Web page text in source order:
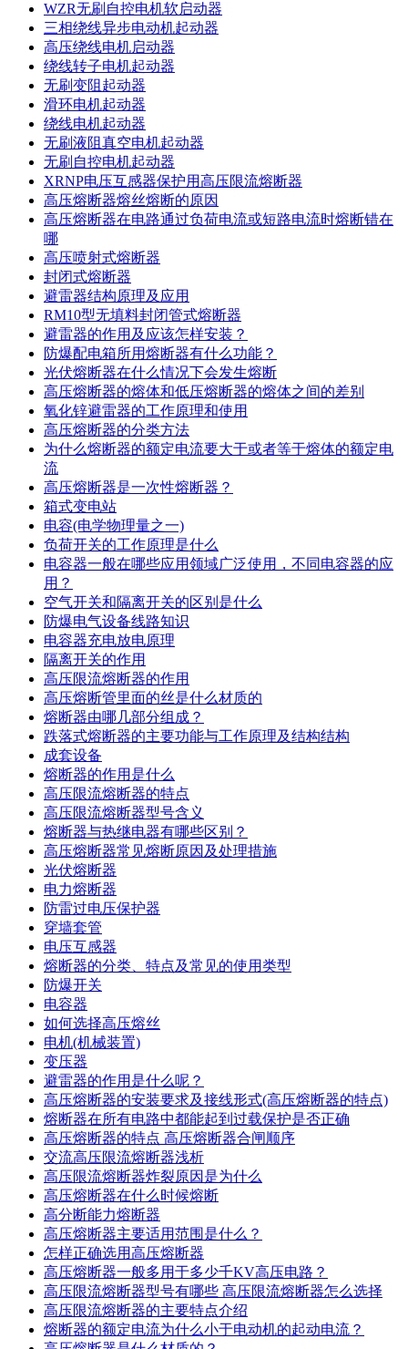
WZR无刷自控电机软启动器
三相绕线异步电动机起动器
高压绕线电机启动器
绕线转子电机起动器
无刷变阻起动器
滑环电机起动器
绕线电机起动器
无刷液阻真空电机起动器
无刷自控电机起动器
XRNP电压互感器保护用高压限流熔断器
高压熔断器熔丝熔断的原因
高压熔断器在电路通过负荷电流或短路电流时熔断错在
哪
​高压喷射式熔断器
封闭式熔断器
避雷器结构原理及应用
RM10型无填料封闭管式熔断器
避雷器的作用及应该怎样安装？
防爆配电箱所用熔断器有什么功能？
光伏熔断器在什么情况下会发生熔断
高压熔断器的熔体和低压熔断器的熔体之间的差别
氧化锌避雷器的工作原理和使用
高压熔断器的分类方法
为什么熔断器的额定电流要大于或者等于熔体的额定电
流
高压熔断器是一次性熔断器？
箱式变电站
电容(电学物理量之一)
负荷开关的工作原理是什么
电容器一般在哪些应用领域广泛使用，不同电容器的应
用？
空气开关和隔离开关的区别是什么
防爆电气设备线路知识
电容器充电放电原理
隔离开关的作用
高压限流熔断器的作用
高压熔断管里面的丝是什么材质的
熔断器由哪几部分组成？
跌落式熔断器的主要功能与工作原理及结构结构
成套设备
熔断器的作用是什么
高压限流熔断器的特点
高压限流熔断器型号含义
熔断器与热继电器有哪些区别？
高压熔断器常见熔断原因及处理措施
光伏熔断器
电力熔断器
防雷过电压保护器
穿墙套管
电压互感器
熔断器的分类、特点及常见的使用类型
防爆开关
电容器
如何选择高压熔丝
电机(机械装置)
变压器
避雷器的作用是什么呢？
高压熔断器的安装要求及接线形式(高压熔断器的特点)
熔断器在所有电路中都能起到过载保护是否正确
高压熔断器的特点 高压熔断器合闸顺序
交流高压限流熔断器浅析
高压限流熔断器炸裂原因是为什么
高压熔断器在什么时候熔断
高分断能力熔断器
高压熔断器主要适用范围是什么？
怎样正确选用高压熔断器
高压熔断器一般多用于多少千KV高压电路？
高压限流熔断器型号有哪些 高压限流熔断器怎么选择
高压限流熔断器的主要特点介绍
熔断器的额定电流为什么小于电动机的起动电流？